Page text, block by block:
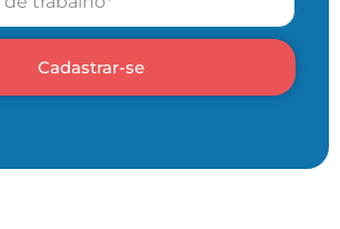
Cadastrar-se